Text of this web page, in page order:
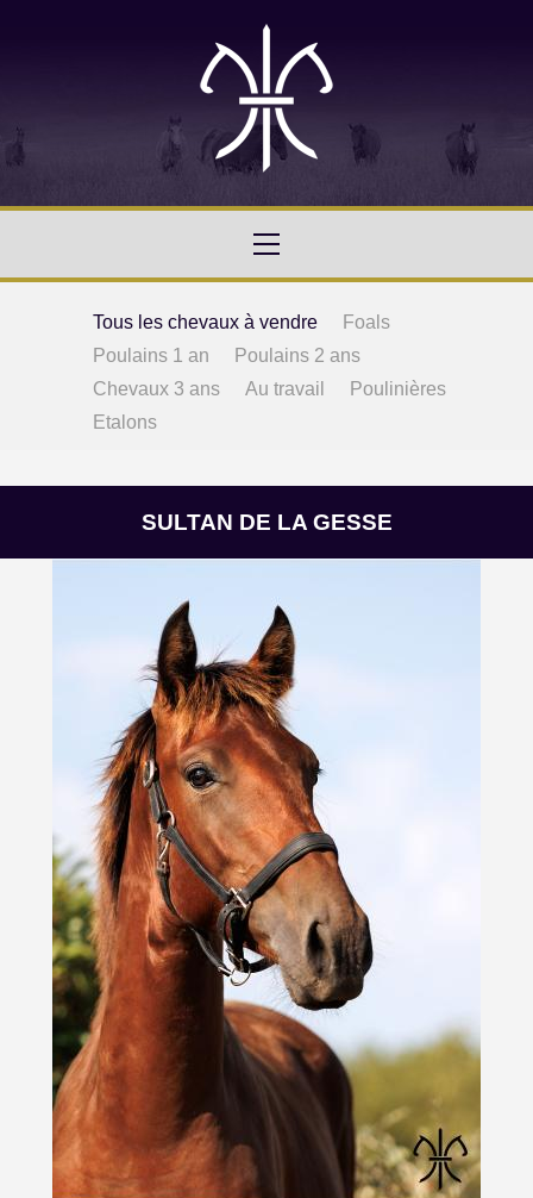
Tous les chevaux à vendre
Foals
Poulains 1 an
Poulains 2 ans
Chevaux 3 ans
Au travail
Poulinières
Etalons
SULTAN DE LA GESSE